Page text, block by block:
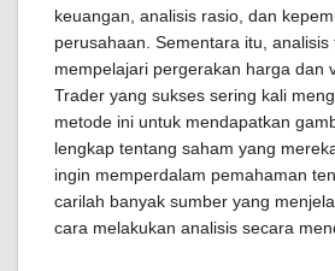
keuangan, analisis rasio, dan
perusahaan. Sementara itu, analisis
mempelajari pergerakan harga dan
Trader yang sukses sering kali
metode ini untuk mendapatkan
lengkap tentang saham yang
ingin memperdalam pemahaman
carilah banyak sumber yang
cara melakukan analisis secara